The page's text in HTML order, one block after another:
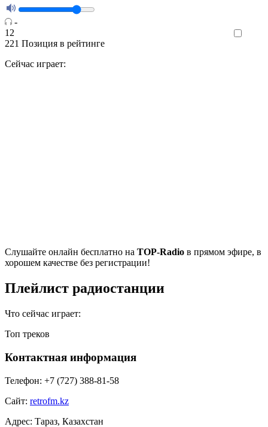
-
12
221 Позиция в рейтинге
Сейчас играет:
Cлушайте онлайн бесплатно на TOP-Radio в прямом эфире, в
хорошем качестве без регистрации!
Плейлист радиостанции
Что сейчас играет:
Топ треков
Контактная информация
Телефон: +7 (727) 388-81-58
Сайт: retrofm.kz
Адрес: Тараз, Казахстан